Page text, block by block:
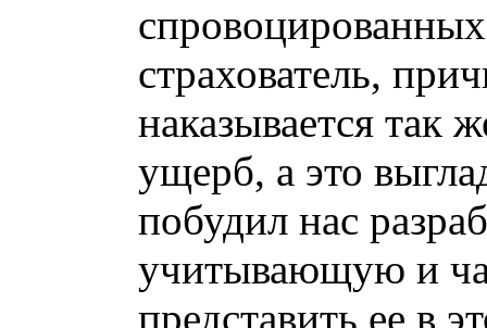
страхователь,
наказывается так
ущерб, а это
побудил нас
учитывающую и
представить ее в